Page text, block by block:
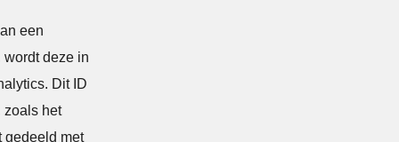
een
wordt deze in
Dit ID
zoals het
gedeeld met